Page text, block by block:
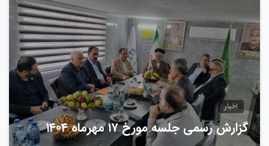
اخبار
گزارش رسمی جلسه مورخ ۱۷ مهرماه ۱۴۰۴